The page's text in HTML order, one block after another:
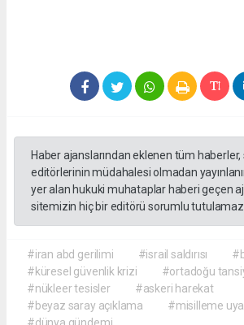
Haber ajanslarından eklenen tüm
editörlerinin müdahalesi olmadan
yer alan hukuki muhataplar haberi geçen
sitemizin hiç bir editörü sorumlu tutulamaz...
#iran abd gerilimi #israil saldırısı
#küresel güvenlik krizi
#ortadoğu
#nükleer tesisler
#askeri harekat
#beyaz saray açıklama
#misilleme